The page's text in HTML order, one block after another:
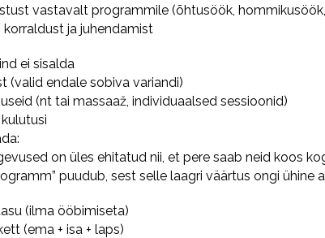
vastavalt programmile (õhtusöök,
korraldust ja juhendamist
ei sisalda
(valid endale sobiva variandi)
(nt tai massaaž, individuaalsed sessioonid)
on üles ehitatud nii, et pere saab neid koos
puudub, sest selle laagri väärtus ongi ühine
(ilma ööbimiseta)
(ema + isa + laps)